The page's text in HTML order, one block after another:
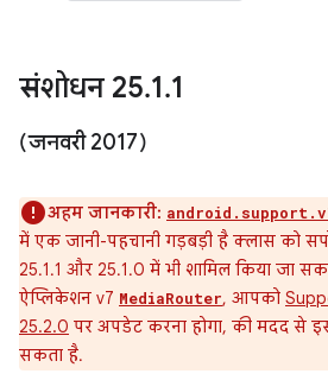
संशोधन 25.1.1
(जनवरी 2017)
अहम जानकारी:
में एक जानी-पहचानी गड़बड़ी है क्लास को
25.1.1 और 25.1.0 में भी शामिल किया जा
ऐप्लिकेशन v7 MediaRouter, आपको
25.2.0 पर अपडेट करना होगा, की मदद से
सकता है.